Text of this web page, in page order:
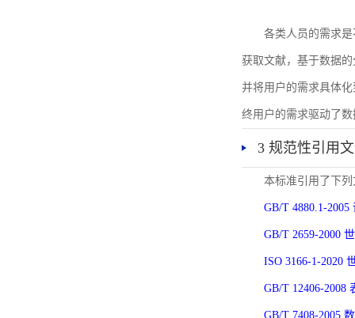
各类人员的需求
获取文献，基于数据
并将用户的需求具体
终用户的需求驱动了
3 规范性引用
本标准引用了下
GB/T 4880.1-
GB/T 2659-2000
ISO 3166-1-2020
GB/T 12406-2008
GB/T 7408-2005